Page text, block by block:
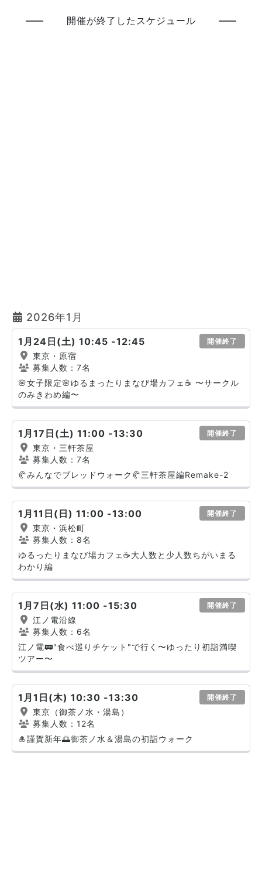
開催が終了したスケジュール
2026年1月
1月24日(土) 10:45 -12:45 開催終了
東京・原宿
募集人数：7名
🌸女子限定🌸ゆるまったりまなび場カフェ☕️ 〜サークル
のみきわめ編〜
1月17日(土) 11:00 -13:30 開催終了
東京・三軒茶屋
募集人数：7名
🥐みんなでブレッドウォーク🥐三軒茶屋編Remake-2
1月11日(日) 11:00 -13:00 開催終了
東京・浜松町
募集人数：8名
ゆるったりまなび場カフェ☕️大人数と少人数ちがいまる
わかり編
1月7日(水) 11:00 -15:30 開催終了
江ノ電沿線
募集人数：6名
江ノ電🚃"食べ巡りチケット"で行く〜ゆったり初詣満喫
ツアー〜
1月1日(木) 10:30 -13:30 開催終了
東京（御茶ノ水・湯島）
募集人数：12名
🎍謹賀新年🌅御茶ノ水＆湯島の初詣ウォーク